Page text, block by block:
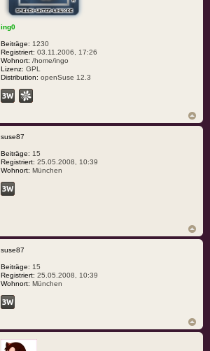
ing0
Beiträge: 1230
Registriert: 03.11.2006, 17:26
Wohnort: /home/ingo
Lizenz: GPL
Distribution: openSuse 12.3
suse87
Beiträge: 15
Registriert: 25.05.2008, 10:39
Wohnort: München
suse87
Beiträge: 15
Registriert: 25.05.2008, 10:39
Wohnort: München